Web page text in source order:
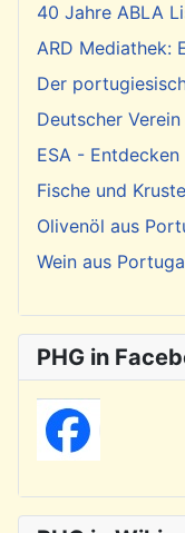
40 Jahre ABLA
ARD Mediathek:
Der
Deutscher
ESA -
Fische und
Olivenöl aus
Wein aus
PHG in